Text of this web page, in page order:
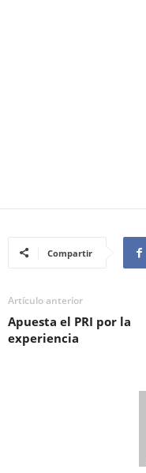
Compartir
Artículo anterior
Apuesta el PRI por la
experiencia